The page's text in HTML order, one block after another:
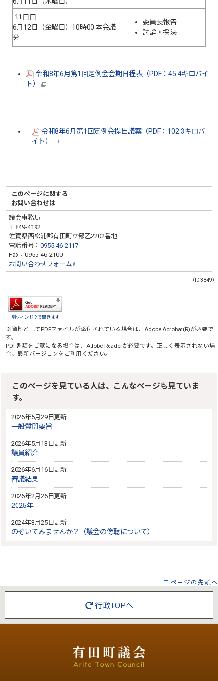
11日目
6月12日（金曜日）10時00
分
本会議
委員長報告
討論・採決
令和8年6月第1回定例会会期日程表（PDF：45.4キロバイ
ト）
令和8年6月第1回定例会提出議案（PDF：102.3キロバ
イト）
このページに関する
お問い合わせは
議会事務局
〒849-4192
佐賀県西松浦郡有田町立部乙2202番地
電話番号：0955-46-2117
Fax：0955-46-2100
お問い合わせフォーム
（ID:3849）
別ウィンドウで開きます
※資料としてPDFファイルが添付されている場合は、Adobe Acrobat(R)が必要で
す。
PDF書類をご覧になる場合は、Adobe Readerが必要です。正しく表示されない場
合、最新バージョンをご利用ください。
このページを見ている人は、こんなページも見ていま
す。
2026年5月29日更新
一般質問要旨
2026年5月13日更新
議員紹介
2026年6月16日更新
審議結果
2026年2月26日更新
2025年
2024年3月25日更新
のぞいてみませんか？（議会の傍聴について）
ページの先頭へ
行政TOPへ